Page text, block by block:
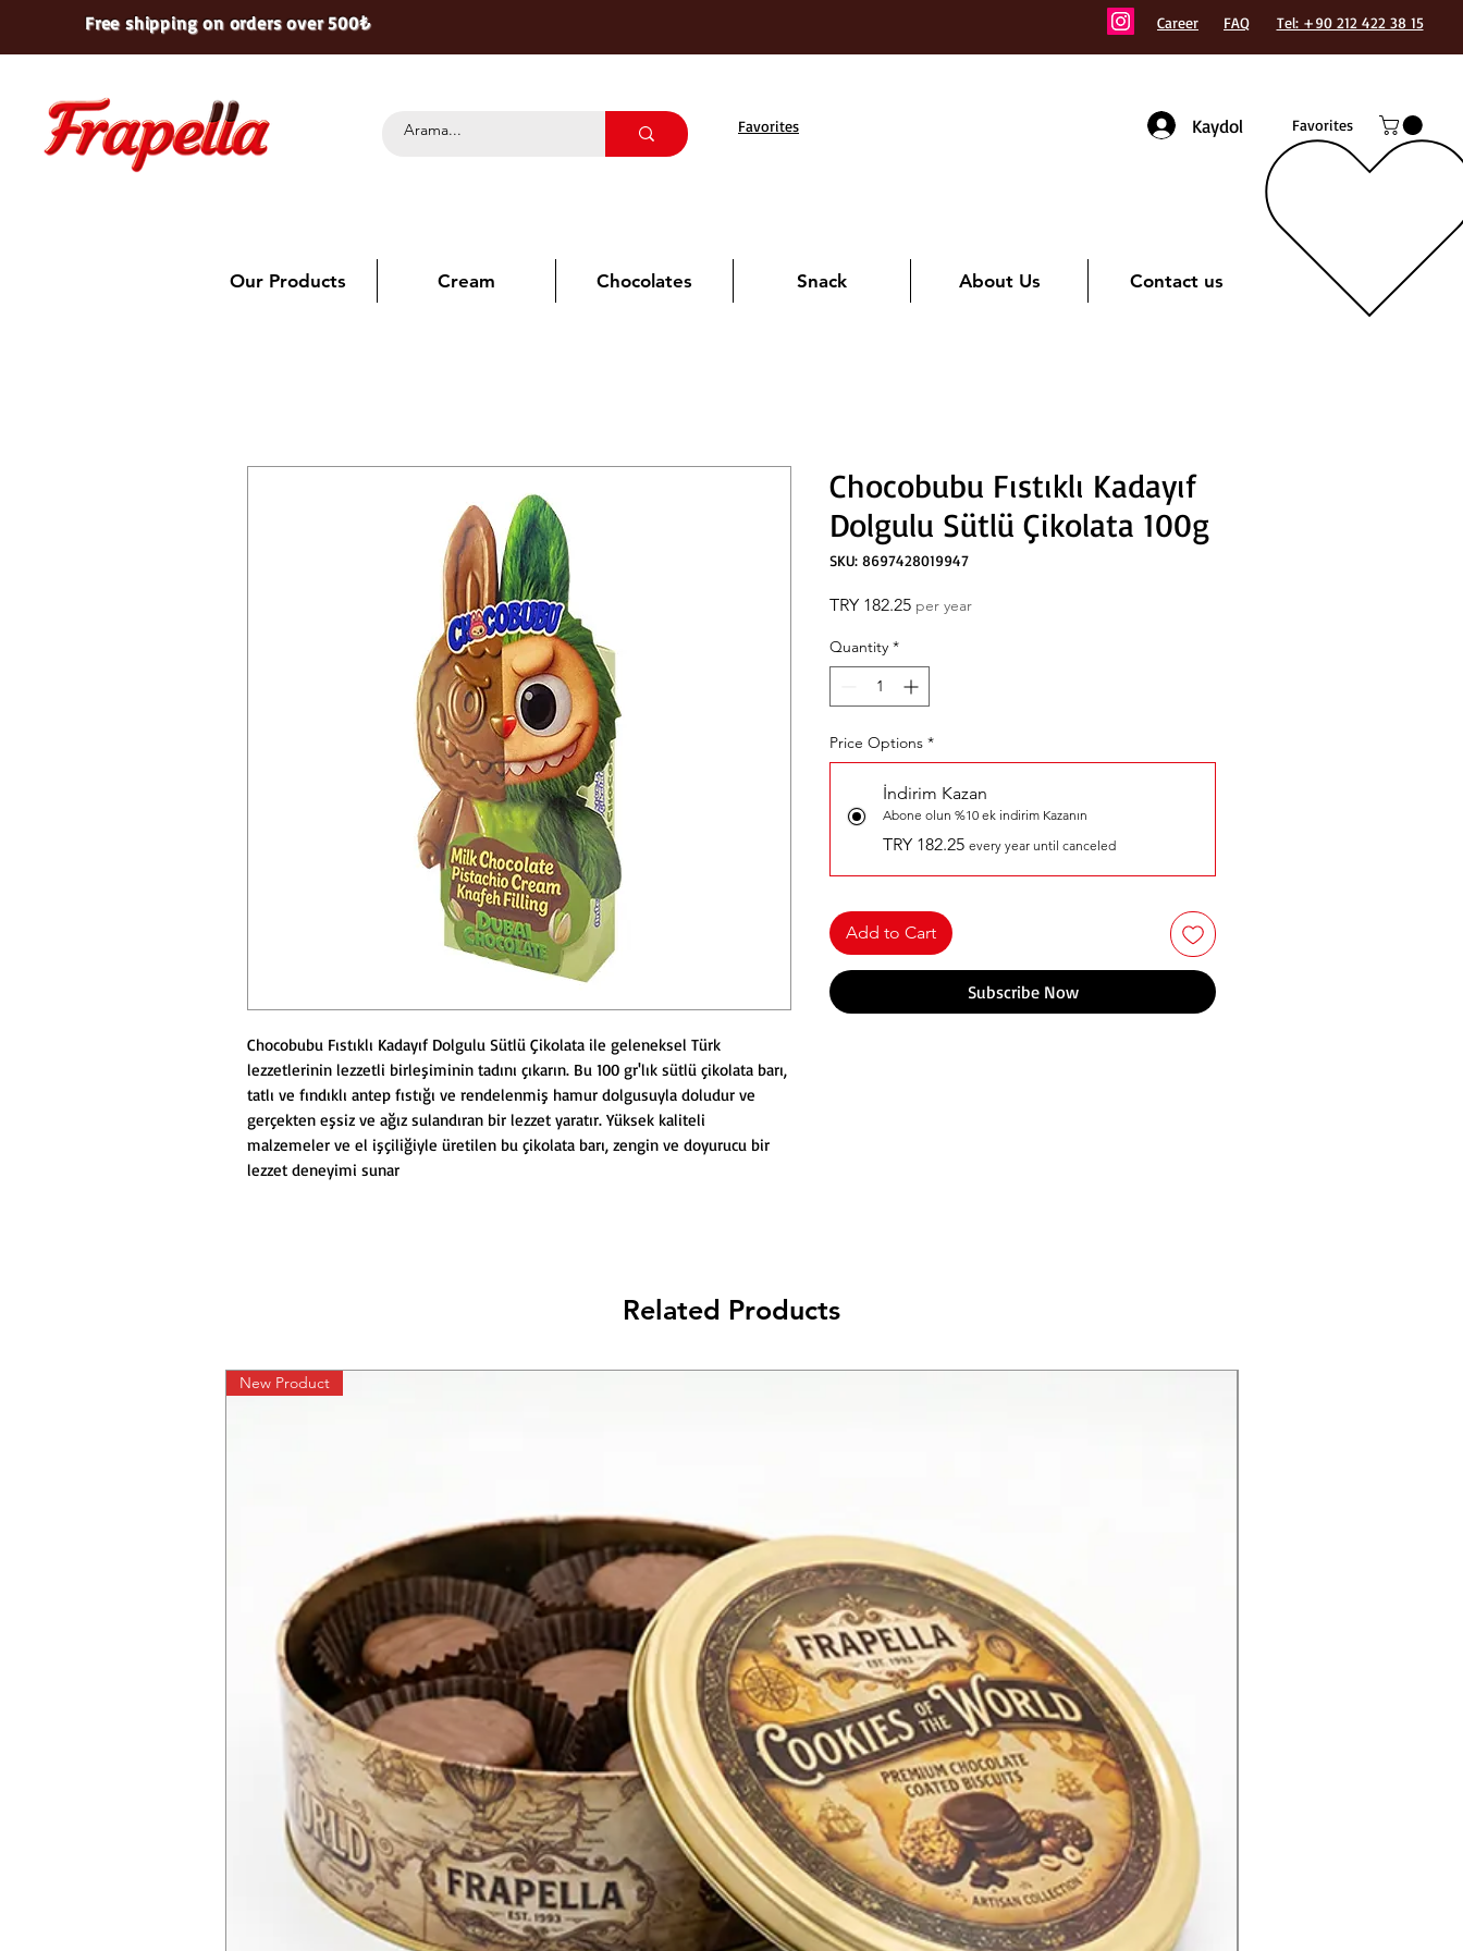
Free shipping on orders over 500₺ Career FAQ Tel: +90 212 422 38 15
Favorites Kaydol Favorites
Our Products Cream Chocolates Snack About Us Contact us
Chocobubu Fıstıklı Kadayıf Dolgulu Sütlü Çikolata ile geleneksel Türk
lezzetlerinin lezzetli birleşiminin tadını çıkarın. Bu 100 gr'lık sütlü çikolata barı,
tatlı ve fındıklı antep fıstığı ve rendelenmiş hamur dolgusuyla doludur ve
gerçekten eşsiz ve ağız sulandıran bir lezzet yaratır. Yüksek kaliteli
malzemeler ve el işçiliğiyle üretilen bu çikolata barı, zengin ve doyurucu bir
lezzet deneyimi sunar
Chocobubu Fıstıklı Kadayıf
Dolgulu Sütlü Çikolata 100g
SKU: 8697428019947
TRY 182.25Price
per year
Quantity *
Price Options *
İndirim Kazan
Abone olun %10 ek indirim Kazanın
TRY 182.25 every year until canceled
Add to Cart
Subscribe Now
Related Products
New Product